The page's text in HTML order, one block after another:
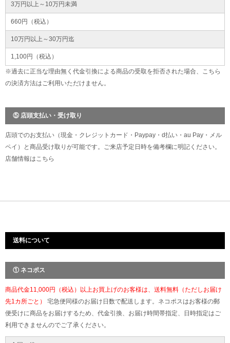
3万円以上～10万円未満
660円（税込）
10万円以上～30万円迄
1,100円（税込）
※過去に正当な理由無く代金引換による商品の受取を拒否された場合、こちら
の決済方法はご利用いただけません。
⑤ 店頭支払い・受け取り
店頭でのお支払い（現金・クレジットカード・Paypay・d払い・au Pay・メル
ペイ）と商品受け取りが可能です。ご来店予定日時を備考欄に明記ください。
店舗情報はこちら
送料について
① ネコポス
商品代金11,000円（税込）以上お買上げのお客様は、送料無料（ただしお届け
先1カ所ごと） 宅急便同様のお届け日数で配送します。ネコポスはお客様の郵
便受けに商品をお届けするため、代金引換、お届け時間帯指定、日時指定はご
利用できませんのでご了承ください。